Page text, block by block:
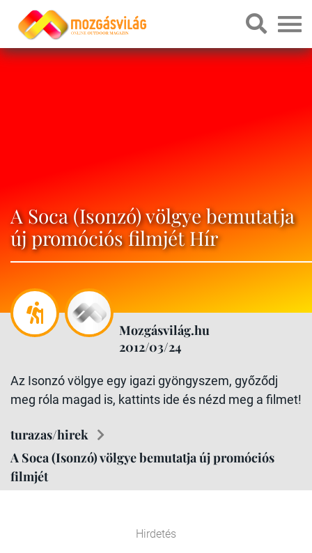
A Soca (Isonzó) völgye bemutatja
új promóciós filmjét Hír
Mozgásvilág.hu
2012/03/24
Az Isonzó völgye egy igazi gyöngyszem, győződj
meg róla magad is, kattints ide és nézd meg a filmet!
turazas/hirek
A Soca (Isonzó) völgye bemutatja új promóciós
filmjét
Hirdetés